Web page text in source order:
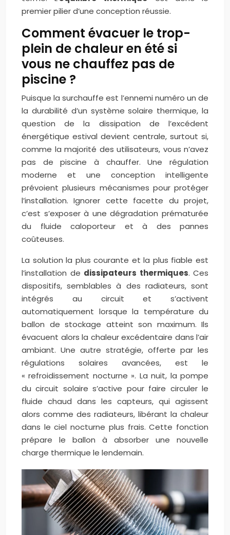
premier pilier d’une conception réussie.
Comment évacuer le trop-
plein de chaleur en été si
vous ne chauffez pas de
piscine ?
Puisque la surchauffe est l’ennemi numéro un de
la durabilité d’un système solaire thermique, la
question de la dissipation de l’excédent
énergétique estival devient centrale, surtout si,
comme la majorité des utilisateurs, vous n’avez
pas de piscine à chauffer. Une régulation
moderne et une conception intelligente
prévoient plusieurs mécanismes pour protéger
l’installation. Ignorer cette facette du projet,
c’est s’exposer à une dégradation prématurée
du fluide caloporteur et à des pannes
coûteuses.
La solution la plus courante et la plus fiable est
l’installation de dissipateurs thermiques. Ces
dispositifs, semblables à des radiateurs, sont
intégrés au circuit et s’activent
automatiquement lorsque la température du
ballon de stockage atteint son maximum. Ils
évacuent alors la chaleur excédentaire dans l’air
ambiant. Une autre stratégie, offerte par les
régulations solaires avancées, est le
« refroidissement nocturne ». La nuit, la pompe
du circuit solaire s’active pour faire circuler le
fluide chaud dans les capteurs, qui agissent
alors comme des radiateurs, libérant la chaleur
dans le ciel nocturne plus frais. Cette fonction
prépare le ballon à absorber une nouvelle
charge thermique le lendemain.